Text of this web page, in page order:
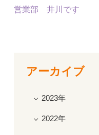
営業部 井川です
アーカイブ
2023年
2022年